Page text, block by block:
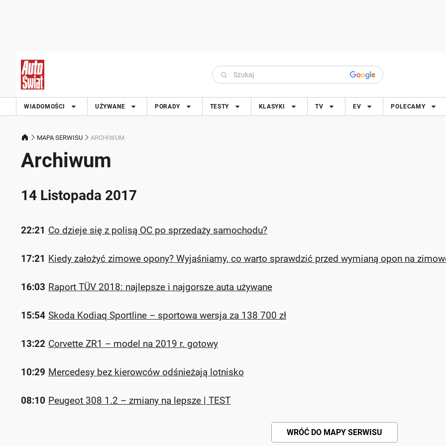
WIADOMOŚCI UŻYWANE PORADY TESTY KLASYKI TV EV POLECAMY
MAPA SERWISU ARCHIWUM
Archiwum
14 Listopada 2017
22:21 Co dzieje się z polisą OC po sprzedaży samochodu?
17:21 Kiedy założyć zimowe opony? Wyjaśniamy, co warto sprawdzić przed wymianą opon na
16:03 Raport TÜV 2018: najlepsze i najgorsze auta używane
15:54 Skoda Kodiaq Sportline – sportowa wersja za 138 700 zł
13:22 Corvette ZR1 – model na 2019 r. gotowy
10:29 Mercedesy bez kierowców odśnieżają lotnisko
08:10 Peugeot 308 1.2 – zmiany na lepsze | TEST
WRÓĆ DO MAPY SERWISU